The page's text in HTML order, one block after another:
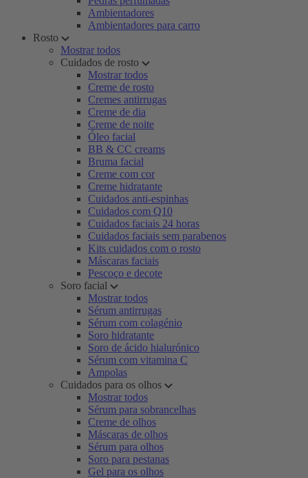
Ambientadores
Ambientadores para carro
Rosto
Mostrar todos
Cuidados de rosto
Mostrar todos
Creme de rosto
Cremes antirrugas
Creme de dia
Creme de noite
Óleo facial
BB & CC creams
Bruma facial
Creme com cor
Creme hidratante
Cuidados anti-espinhas
Cuidados com Q10
Cuidados faciais 24 horas
Cuidados faciais sem parabenos
Kits cuidados com o rosto
Máscaras faciais
Pescoço e decote
Soro facial
Mostrar todos
Sérum antirrugas
Sérum com colagénio
Soro hidratante
Soro de ácido hialurónico
Sérum com vitamina C
Ampolas
Cuidados para os olhos
Mostrar todos
Sérum para sobrancelhas
Creme de olhos
Máscaras de olhos
Sérum para olhos
Soro para pestanas
Gel para os olhos